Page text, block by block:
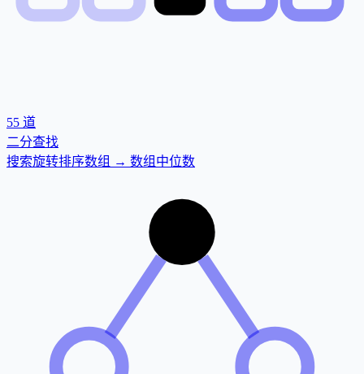
55 道
二分查找
搜索旋转排序数组 → 数组中位数